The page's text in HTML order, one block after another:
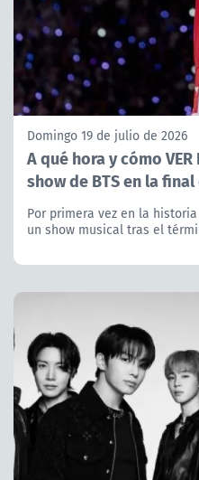
Domingo 19 de julio de 2026
A qué hora y cómo VER
show de BTS en la
Por primera vez en la
un show musical tras el